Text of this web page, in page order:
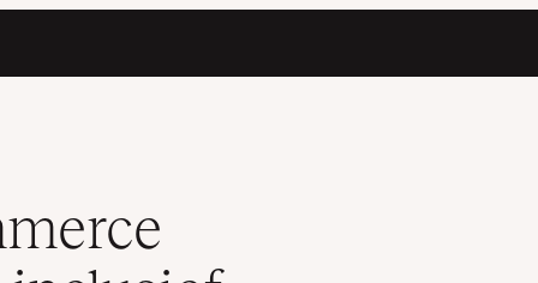
voorbeelden